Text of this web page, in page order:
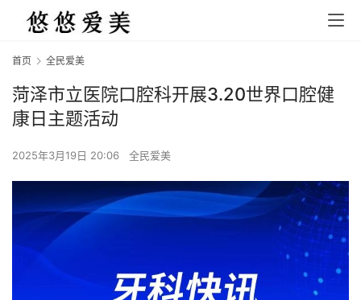
首页 全民爱美
菏泽市立医院口腔科开展3.20世界口腔健
康日主题活动
2025年3月19日 20:06 全民爱美